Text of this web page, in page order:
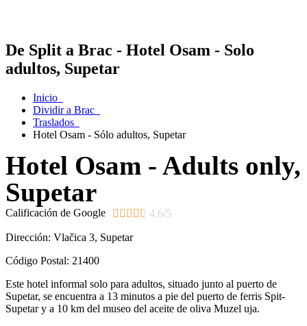
De Split a Brac - Hotel Osam - Solo
adultos, Supetar
Inicio
Dividir a Brac
Traslados
Hotel Osam - Sólo adultos, Supetar
Hotel Osam - Adults only,
Supetar
Calificación de Google      4.6/5
Dirección: Vlačica 3, Supetar
Código Postal: 21400
Este hotel informal solo para adultos, situado junto al puerto de
Supetar, se encuentra a 13 minutos a pie del puerto de ferris Spit-
Supetar y a 10 km del museo del aceite de oliva Muzel uja.